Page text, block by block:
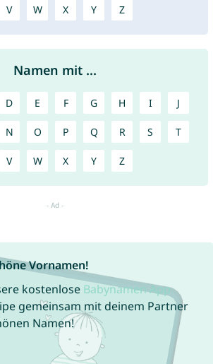
V W X Y Z
Namen mit ...
D E F G H I J
N O P Q R S T
V W X Y Z
Vornamen!
kostenlose Babynamen App
gemeinsam mit deinem Partner
Namen!